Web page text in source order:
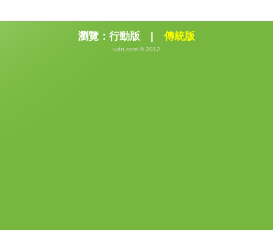
瀏覽： 行動版 | 傳統版
udn.com © 2012